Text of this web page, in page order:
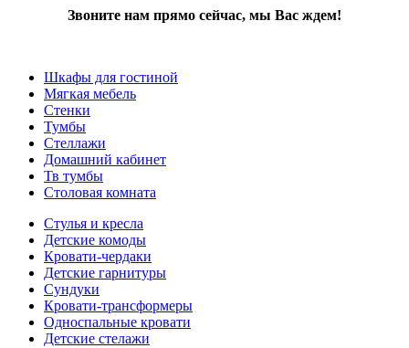
Звоните нам прямо сейчас, мы Вас ждем!
Шкафы для гостиной
Мягкая мебель
Стенки
Тумбы
Стеллажи
Домашний кабинет
Тв тумбы
Столовая комната
Стулья и кресла
Детские комоды
Кровати-чердаки
Детские гарнитуры
Сундуки
Кровати-трансформеры
Односпальные кровати
Детские стелажи